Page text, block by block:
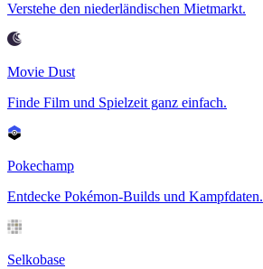
Verstehe den niederländischen Mietmarkt.
Movie Dust
Finde Film und Spielzeit ganz einfach.
Pokechamp
Entdecke Pokémon-Builds und Kampfdaten.
Selkobase